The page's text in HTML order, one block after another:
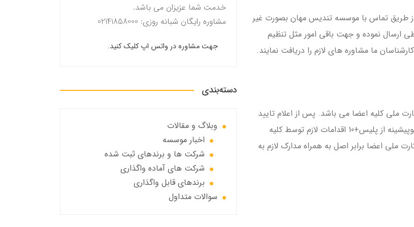
طریق تماس با موسسه تندیس مهان بصورت غیر
ارسال نموده و جهت باقی امور مثل تنظیم
ما مشاوره های لازم را دریافت نمایند.
ملی کلیه اعضا می باشد. پس از اعلام تایید
نام شرکت توسط موسسه تندیس مهان، جهت اخذ گواهی عدم سوپیشینه از پلیس+10 اقدامات لازم توسط کلیه
ملی اعضا برابر اصل به همراه مدارک لازم به
خدمت شما عزیزان می باشد.
مشاوره رایگان شبانه روزی: 02141858000
جهت مشاوره در واتس اپ کلیک کنید.
دسته‌بندی
وبلاگ و مقالات
اخبار موسسه
شرکت ها و برندهای ثبت شده
شرکت های آماده واگذاری
برندهای قابل واگذاری
سوالات متداول